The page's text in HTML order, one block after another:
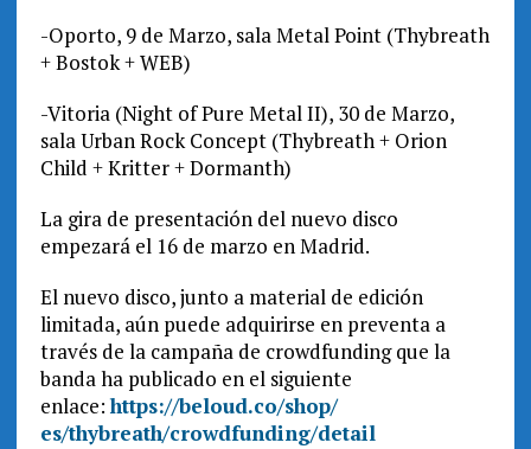
-Oporto, 9 de Marzo, sala Metal Point (Thybreath
+ Bostok + WEB)
-Vitoria (Night of Pure Metal II), 30 de Marzo,
sala Urban Rock Concept (Thybreath + Orion
Child + Kritter + Dormanth)
La gira de presentación del nuevo disco
empezará el 16 de marzo en Madrid.
El nuevo disco, junto a material de edición
limitada, aún puede adquirirse en preventa a
través de la campaña de crowdfunding que la
banda ha publicado en el siguiente
enlace:https://beloud.co/shop/
es/thybreath/crowdfunding/detail